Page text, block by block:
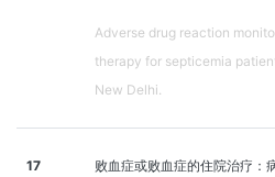
Adverse drug reaction
therapy for septicemia
New Delhi.
17 败血症或败血症的住院治疗：